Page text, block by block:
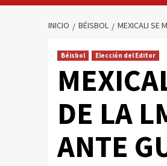
INICIO BÉISBOL MEXICALI SE
Béisbol Elección del Editor
DE LA
ANTE